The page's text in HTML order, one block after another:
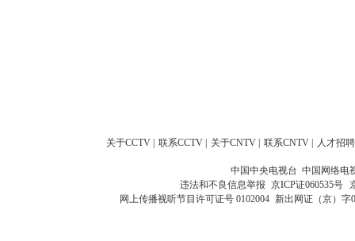
关于CCTV 联系CCTV 关于CNTV 联系CNTV 人才招聘
中国中央电视台 中国网络电
违法和不良信息举报 京ICP证060535号
网上传播视听节目许可证号 0102004 新出网证（京）